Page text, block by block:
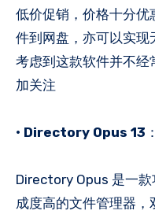
低价促销，价格十分优
件到网盘，亦可以实现
考虑到这款软件并不经
加关注
• Directory Opus 13 ：
Directory Opus 是一
成度高的文件管理器